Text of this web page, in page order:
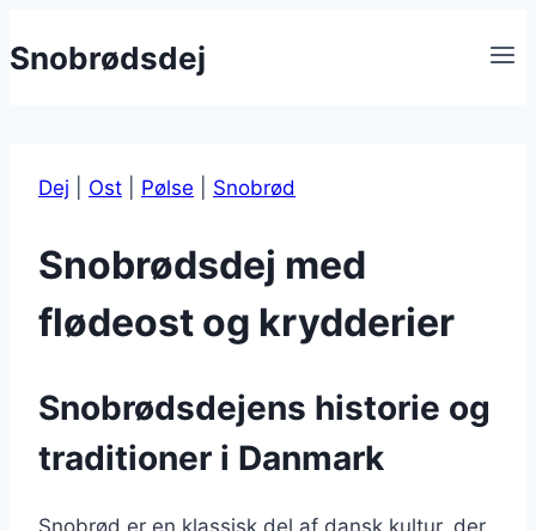
til
Snobrødsdej
Dej Ost Pølse Snobrød
Snobrødsdej med
flødeost og krydderier
Snobrødsdejens historie og
traditioner i Danmark